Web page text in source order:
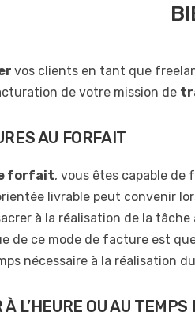
vos clients en tant que
de votre mission de
AU FORFAIT
forfait, vous êtes capable
livrable peut convenir
à la réalisation de la
de ce mode de facture est
nécessaire à la réalisation
À L’HEURE OU AU TEMPS